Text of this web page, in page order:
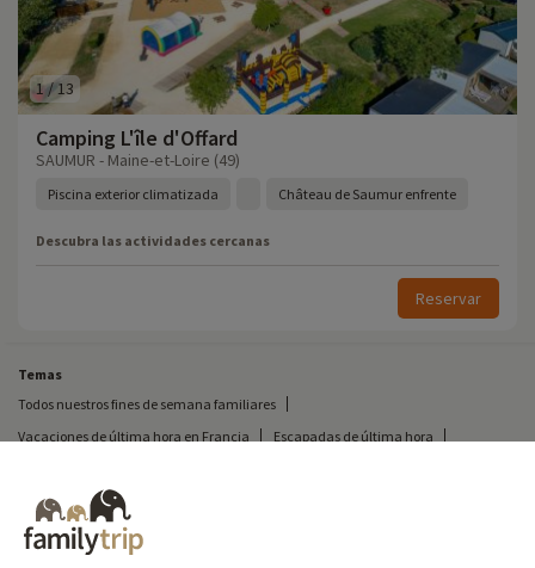
1/13
Camping L'île d'Offard
SAUMUR - Maine-et-Loire (49)
Piscina exterior climatizada Château de Saumur enfrente
Descubra las actividades cercanas
Reservar
Temas
Todos nuestros fines de semana familiares
Vacaciones de última hora en Francia
Escapadas de última hora
Vacaciones en camping en Francia
Destinos
Vacaciones de esquí en Francia